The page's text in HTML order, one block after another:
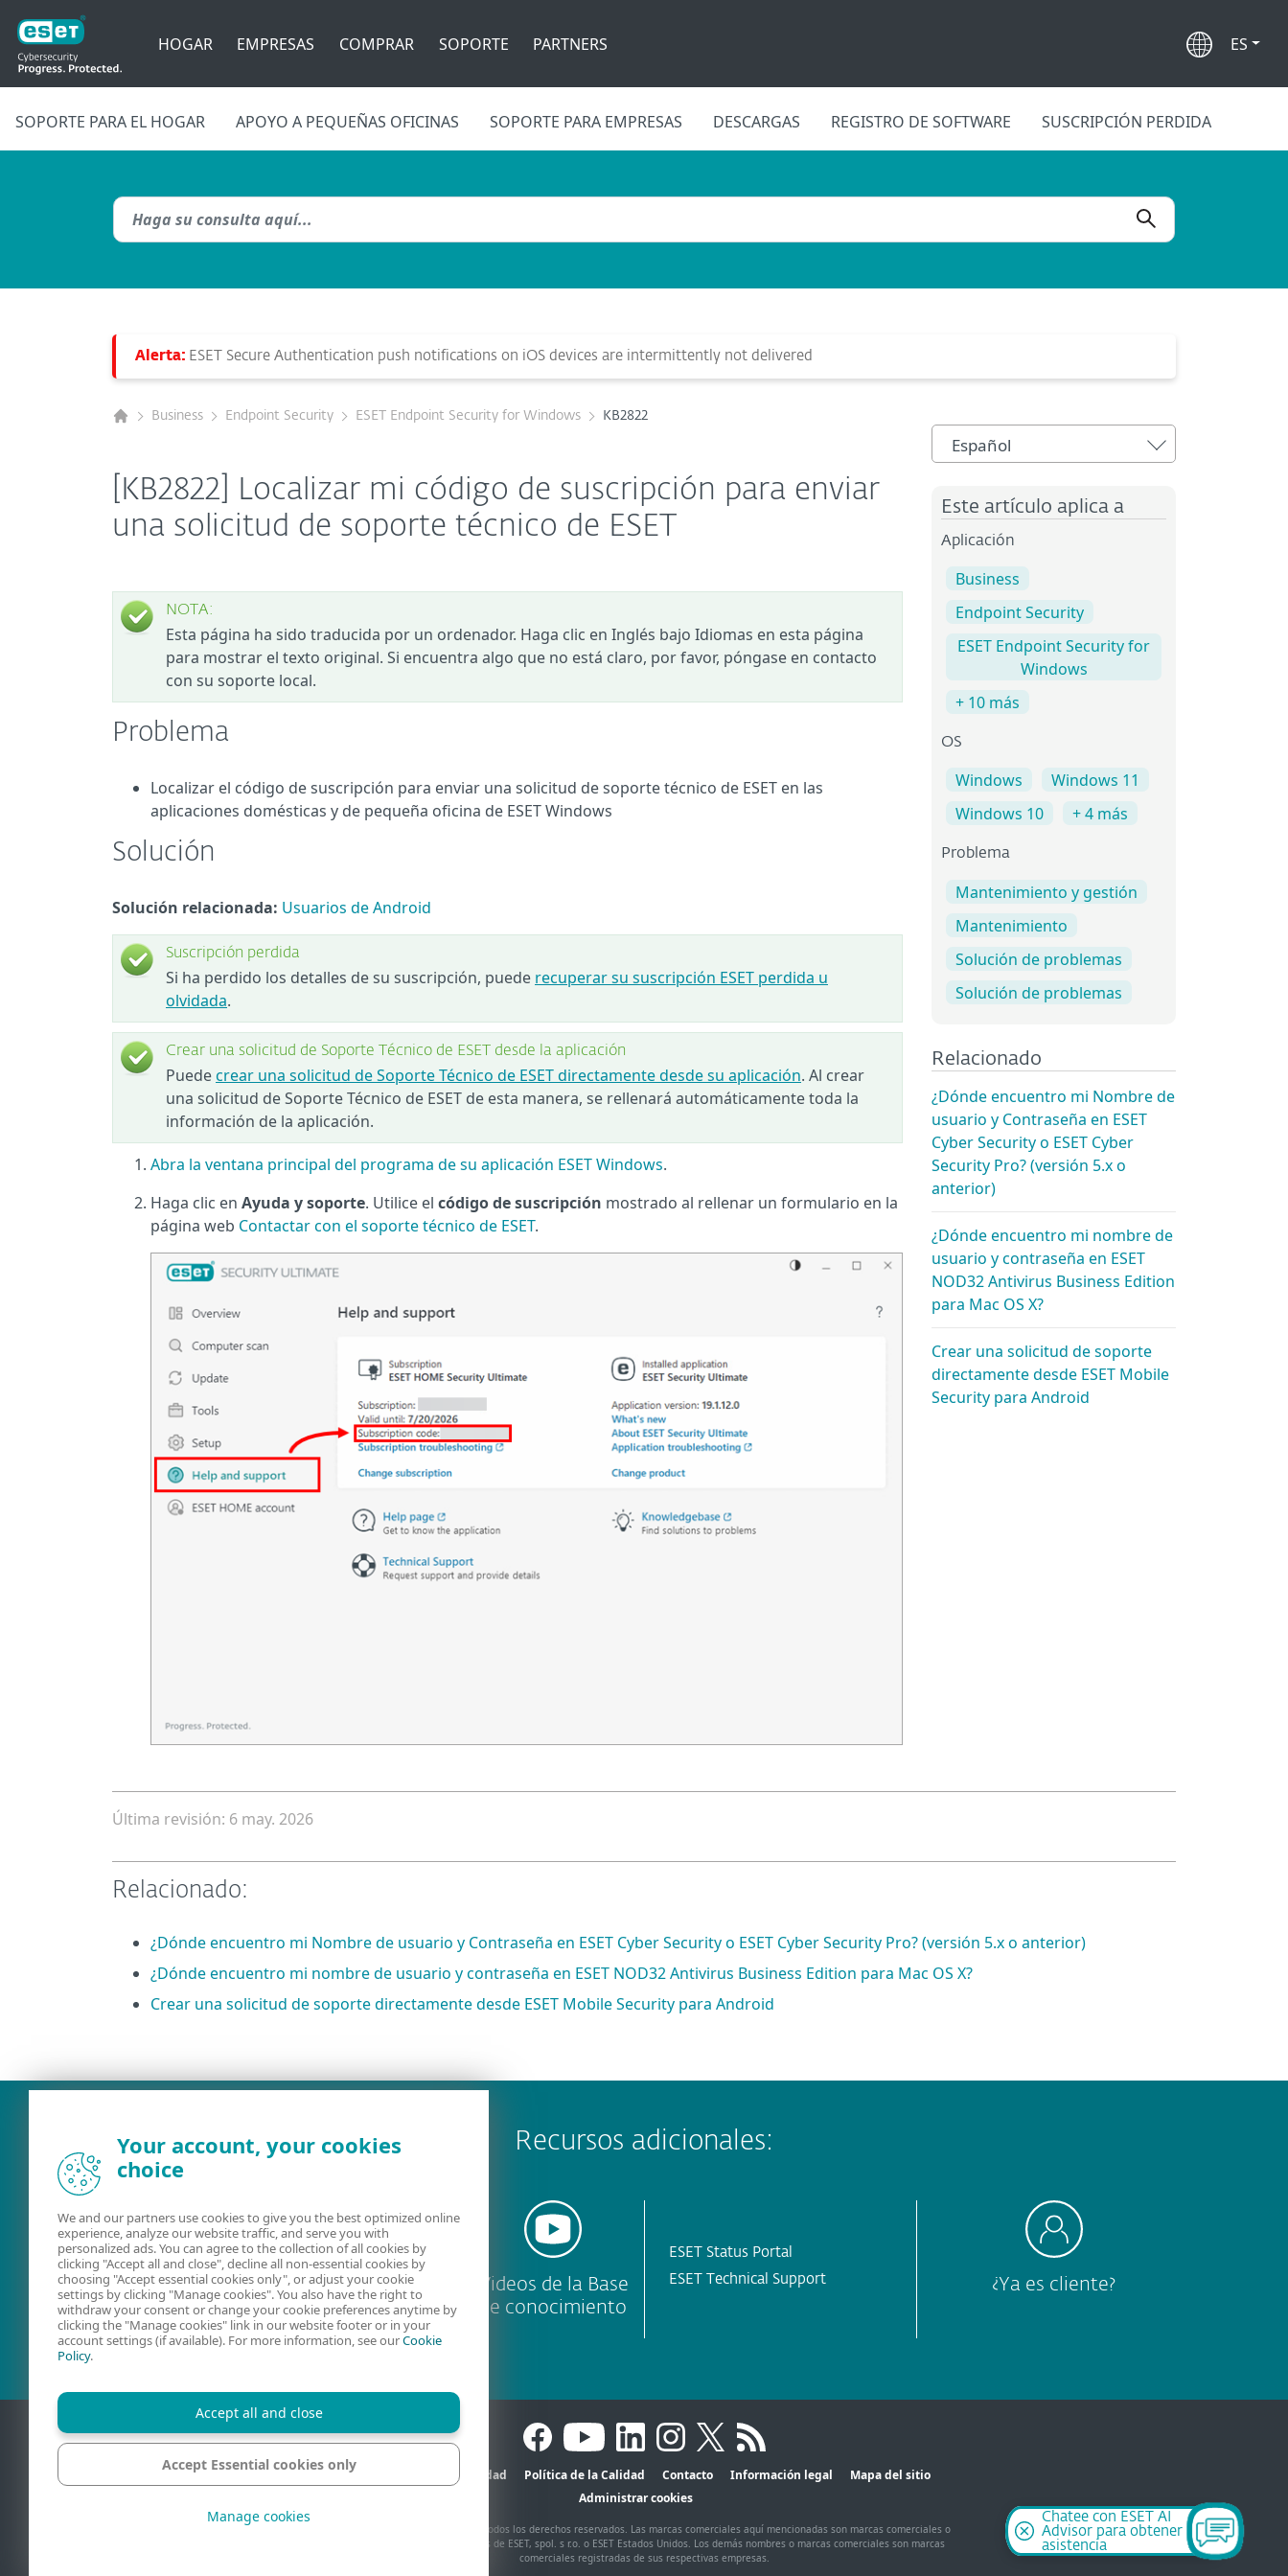
HOGAR EMPRESAS COMPRAR SOPORTE PARTNERS ES
SOPORTE PARA EL HOGAR APOYO A PEQUEÑAS OFICINAS SOPORTE PARA EMPRESAS DESCARGAS REGISTRO DE SOFTWARE SUSCRIPCIÓN PERDIDA
Alerta: ESET Secure Authentication push notifications on iOS devices are intermittently not delivered
Business Endpoint Security ESET Endpoint Security for Windows KB2822
[KB2822] Localizar mi código de suscripción para enviar
una solicitud de soporte técnico de ESET
NOTA:
Esta página ha sido traducida por un ordenador. Haga clic en Inglés bajo Idiomas en esta página
para mostrar el texto original. Si encuentra algo que no está claro, por favor, póngase en contacto
con su soporte local.
Problema
Localizar el código de suscripción para enviar una solicitud de soporte técnico de ESET en las
aplicaciones domésticas y de pequeña oficina de ESET Windows
Solución
Solución relacionada: Usuarios de Android
Suscripción perdida
Si ha perdido los detalles de su suscripción, puede recuperar su suscripción ESET perdida u
olvidada.
Crear una solicitud de Soporte Técnico de ESET desde la aplicación
Puedecrear una solicitud de Soporte Técnico de ESET directamente desde su aplicación. Al crear
una solicitud de Soporte Técnico de ESET de esta manera, se rellenará automáticamente toda la
información de la aplicación.
Abra la ventana principal del programa de su aplicación ESET Windows.
Haga clic en Ayuda y soporte. Utilice el código de suscripción mostrado al rellenar un formulario en la
página web Contactar con el soporte técnico de ESET.
Español
Este artículo aplica a
Aplicación
Business
Endpoint Security
ESET Endpoint Security for
Windows
+ 10 más
OS
Windows
Windows 11
Windows 10
+ 4 más
Problema
Mantenimiento y gestión
Mantenimiento
Solución de problemas
Solución de problemas
Relacionado
¿Dónde encuentro mi Nombre de
usuario y Contraseña en ESET
Cyber Security o ESET Cyber
Security Pro? (versión 5.x o
anterior)
¿Dónde encuentro mi nombre de
usuario y contraseña en ESET
NOD32 Antivirus Business Edition
para Mac OS X?
Crear una solicitud de soporte
directamente desde ESET Mobile
Security para Android
Última revisión: 6 may. 2026
Relacionado:
¿Dónde encuentro mi Nombre de usuario y Contraseña en ESET Cyber Security o ESET Cyber Security Pro? (versión 5.x o anterior)
¿Dónde encuentro mi nombre de usuario y contraseña en ESET NOD32 Antivirus Business Edition para Mac OS X?
Crear una solicitud de soporte directamente desde ESET Mobile Security para Android
Recursos adicionales:
Ayuda online Foros de ESET
Videos de la Base
de conocimiento
ESET Status Portal
ESET Technical Support
¿Ya es cliente?
Código de ética Privacidad Política de la Calidad Contacto Información legal
Mapa del sitio
Administrar cookies
© 1992–2026 ESET, spol. s r.o. - Todos los derechos reservados. Las marcas comerciales aquí mencionadas son marcas comerciales o
marcas comerciales registradas de ESET, spol. s r.o. o ESET Estados Unidos. Los demás nombres o marcas comerciales son marcas
comerciales registradas de sus respectivas empresas.
Your account, your cookies
choice
We and our partners use cookies to give you the best optimized online
experience, analyze our website traffic, and serve you with
personalized ads. You can agree to the collection of all cookies by
clicking "Accept all and close", decline all non-essential cookies by
choosing "Accept essential cookies only", or adjust your cookie
settings by clicking "Manage cookies". You also have the right to
withdraw your consent or change your cookie preferences anytime by
clicking the "Manage cookies" link in our website footer or in your
account settings (if available). For more information, see ourCookie
Policy.
Accept all and close
Accept Essential cookies only
Manage cookies
Chatee con ESET AI
Advisor para obtener
asistencia